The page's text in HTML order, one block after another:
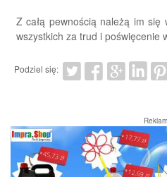
Z całą pewnością należą im
wszystkich za trud i poświęcenie
Podziel się: